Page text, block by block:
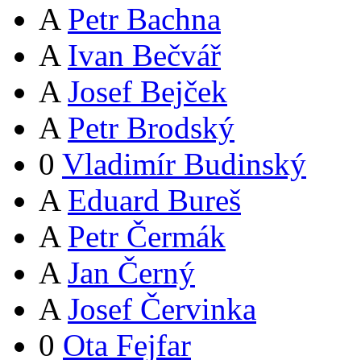
A Petr Bachna
A Ivan Bečvář
A Josef Bejček
A Petr Brodský
0 Vladimír Budinský
A Eduard Bureš
A Petr Čermák
A Jan Černý
A Josef Červinka
0 Ota Fejfar